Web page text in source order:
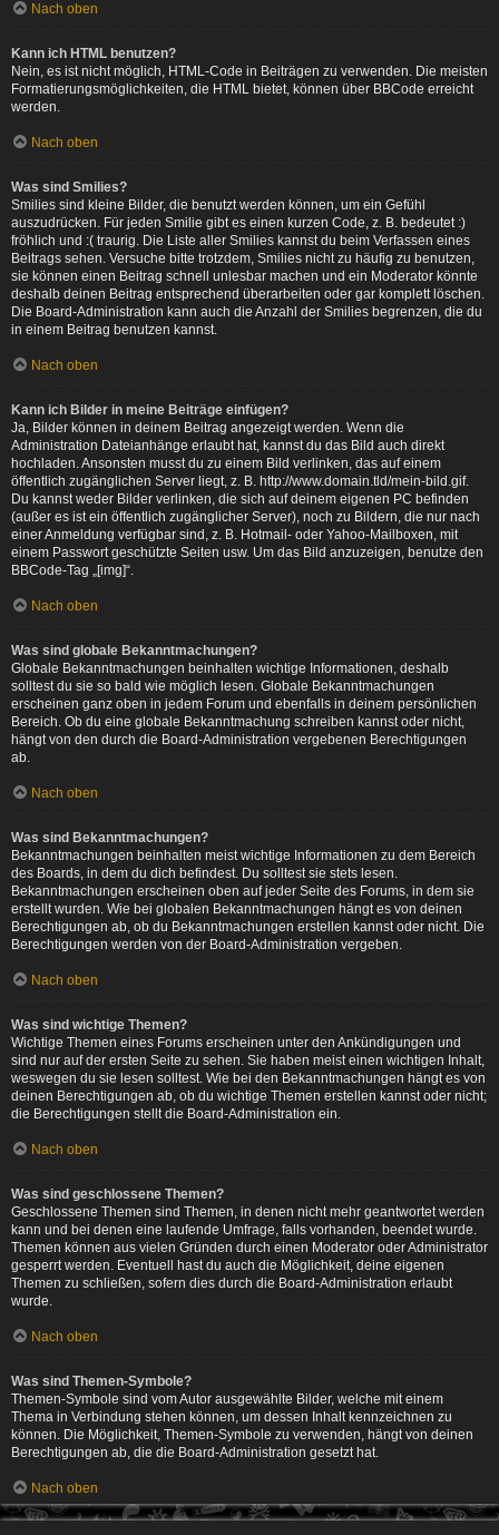
Nach oben
Kann ich HTML benutzen?
Nein, es ist nicht möglich, HTML-Code in Beiträgen zu verwenden. Die meisten
Formatierungsmöglichkeiten, die HTML bietet, können über BBCode erreicht
werden.
Nach oben
Was sind Smilies?
Smilies sind kleine Bilder, die benutzt werden können, um ein Gefühl
auszudrücken. Für jeden Smilie gibt es einen kurzen Code, z. B. bedeutet :)
fröhlich und :( traurig. Die Liste aller Smilies kannst du beim Verfassen eines
Beitrags sehen. Versuche bitte trotzdem, Smilies nicht zu häufig zu benutzen,
sie können einen Beitrag schnell unlesbar machen und ein Moderator könnte
deshalb deinen Beitrag entsprechend überarbeiten oder gar komplett löschen.
Die Board-Administration kann auch die Anzahl der Smilies begrenzen, die du
in einem Beitrag benutzen kannst.
Nach oben
Kann ich Bilder in meine Beiträge einfügen?
Ja, Bilder können in deinem Beitrag angezeigt werden. Wenn die
Administration Dateianhänge erlaubt hat, kannst du das Bild auch direkt
hochladen. Ansonsten musst du zu einem Bild verlinken, das auf einem
öffentlich zugänglichen Server liegt, z. B. http://www.domain.tld/mein-bild.gif.
Du kannst weder Bilder verlinken, die sich auf deinem eigenen PC befinden
(außer es ist ein öffentlich zugänglicher Server), noch zu Bildern, die nur nach
einer Anmeldung verfügbar sind, z. B. Hotmail- oder Yahoo-Mailboxen, mit
einem Passwort geschützte Seiten usw. Um das Bild anzuzeigen, benutze den
BBCode-Tag „[img]“.
Nach oben
Was sind globale Bekanntmachungen?
Globale Bekanntmachungen beinhalten wichtige Informationen, deshalb
solltest du sie so bald wie möglich lesen. Globale Bekanntmachungen
erscheinen ganz oben in jedem Forum und ebenfalls in deinem persönlichen
Bereich. Ob du eine globale Bekanntmachung schreiben kannst oder nicht,
hängt von den durch die Board-Administration vergebenen Berechtigungen
ab.
Nach oben
Was sind Bekanntmachungen?
Bekanntmachungen beinhalten meist wichtige Informationen zu dem Bereich
des Boards, in dem du dich befindest. Du solltest sie stets lesen.
Bekanntmachungen erscheinen oben auf jeder Seite des Forums, in dem sie
erstellt wurden. Wie bei globalen Bekanntmachungen hängt es von deinen
Berechtigungen ab, ob du Bekanntmachungen erstellen kannst oder nicht. Die
Berechtigungen werden von der Board-Administration vergeben.
Nach oben
Was sind wichtige Themen?
Wichtige Themen eines Forums erscheinen unter den Ankündigungen und
sind nur auf der ersten Seite zu sehen. Sie haben meist einen wichtigen Inhalt,
weswegen du sie lesen solltest. Wie bei den Bekanntmachungen hängt es von
deinen Berechtigungen ab, ob du wichtige Themen erstellen kannst oder nicht;
die Berechtigungen stellt die Board-Administration ein.
Nach oben
Was sind geschlossene Themen?
Geschlossene Themen sind Themen, in denen nicht mehr geantwortet werden
kann und bei denen eine laufende Umfrage, falls vorhanden, beendet wurde.
Themen können aus vielen Gründen durch einen Moderator oder Administrator
gesperrt werden. Eventuell hast du auch die Möglichkeit, deine eigenen
Themen zu schließen, sofern dies durch die Board-Administration erlaubt
wurde.
Nach oben
Was sind Themen-Symbole?
Themen-Symbole sind vom Autor ausgewählte Bilder, welche mit einem
Thema in Verbindung stehen können, um dessen Inhalt kennzeichnen zu
können. Die Möglichkeit, Themen-Symbole zu verwenden, hängt von deinen
Berechtigungen ab, die die Board-Administration gesetzt hat.
Nach oben